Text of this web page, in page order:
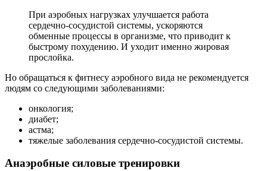
При аэробных нагрузках улучшается работа
сердечно-сосудистой системы, ускоряются
обменные процессы в организме, что приводит к
быстрому похудению. И уходит именно жировая
прослойка.
Но обращаться к фитнесу аэробного вида не рекомендуется
людям со следующими заболеваниями:
онкология;
диабет;
астма;
тяжелые заболевания сердечно-сосудистой системы.
Анаэробные силовые тренировки